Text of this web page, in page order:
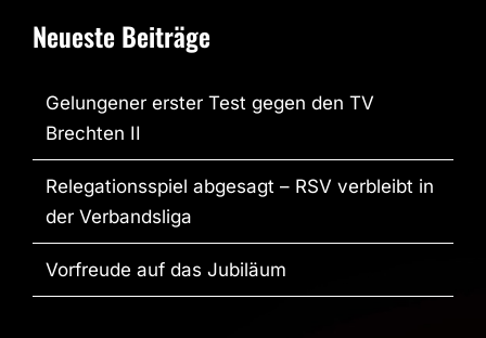
Neueste Beiträge
Gelungener erster Test gegen den TV
Brechten II
Relegationsspiel abgesagt – RSV verbleibt in
der Verbandsliga
Vorfreude auf das Jubiläum